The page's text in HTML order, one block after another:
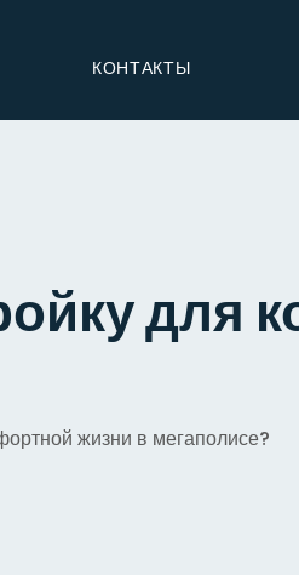
КОНТАКТЫ
для
жизни в мегаполисе?